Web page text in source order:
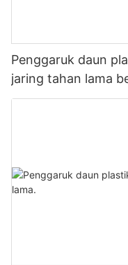
Penggaruk daun
jaring tahan lama